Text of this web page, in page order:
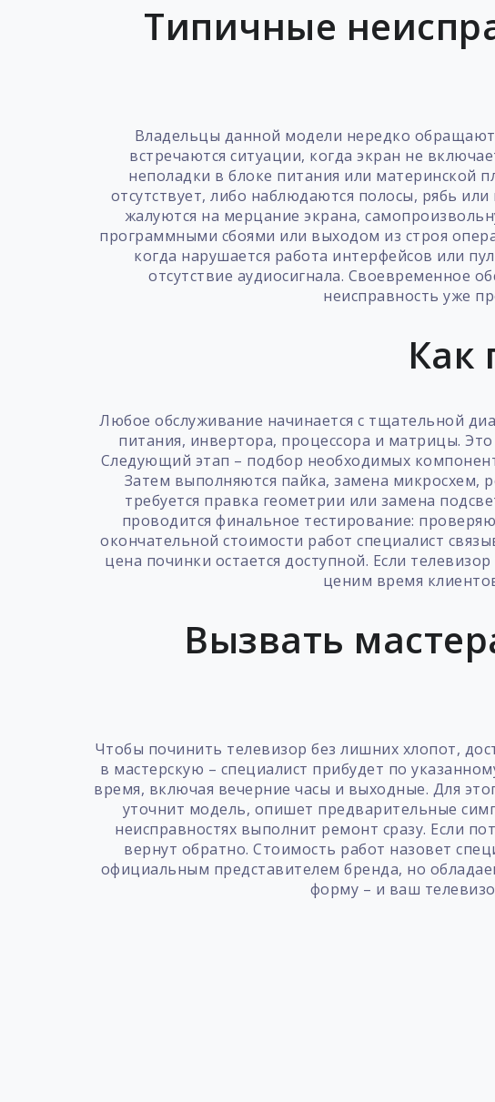
Типичные
Владельцы данной модели нередко
встречаются ситуации, когда экран не
неполадки в блоке питания или материнской
отсутствует, либо наблюдаются полосы, рябь
жалуются на мерцание экрана,
программными сбоями или выходом из строя
когда нарушается работа интерфейсов или
отсутствие аудиосигнала. Своевременное
неисправность уже
Как
Любое обслуживание начинается с тщательной
питания, инвертора, процессора и матрицы.
Следующий этап – подбор необходимых
Затем выполняются пайка, замена микросхем,
требуется правка геометрии или замена
проводится финальное тестирование:
окончательной стоимости работ специалист
цена починки остается доступной. Если
ценим время
Вызвать
Чтобы починить телевизор без лишних хлопот,
в мастерскую – специалист прибудет по
время, включая вечерние часы и выходные. Для
уточнит модель, опишет предварительные
неисправностях выполнит ремонт сразу. Если
вернут обратно. Стоимость работ назовет
официальным представителем бренда, но
форму – и ваш